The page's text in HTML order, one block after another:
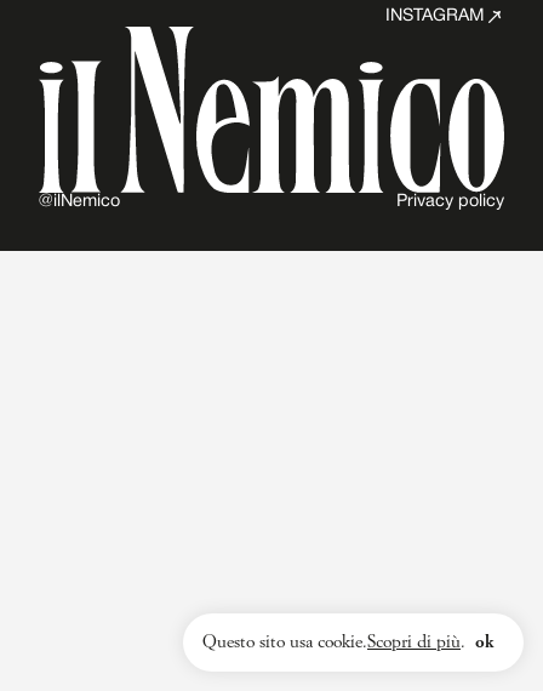
INSTAGRAM
@ilNemico Privacy policy
Questo sito usa cookie.Scopri di più. ok